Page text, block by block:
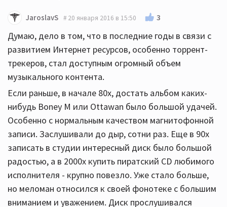
JaroslavS 20 января 2016 в 15:50 3
Думаю, дело в том, что в последние годы в связи с
развитием Интернет ресурсов, особенно торрент-
трекеров, стал доступным огромный объем
музыкального контента.
Если раньше, в начале 80х, достать альбом каких-
нибудь Boney M или Ottawan было большой удачей.
Особенно с нормальным качеством магнитофонной
записи. Заслушивали до дыр, сотни раз. Еще в 90х
записать в студии интересный диск было большой
радостью, а в 2000х купить пиратский CD любимого
исполнителя - крупно повезло. Уже стало больше,
но меломан относился к своей фонотеке с большим
вниманием и уважением. Диск прослушивался